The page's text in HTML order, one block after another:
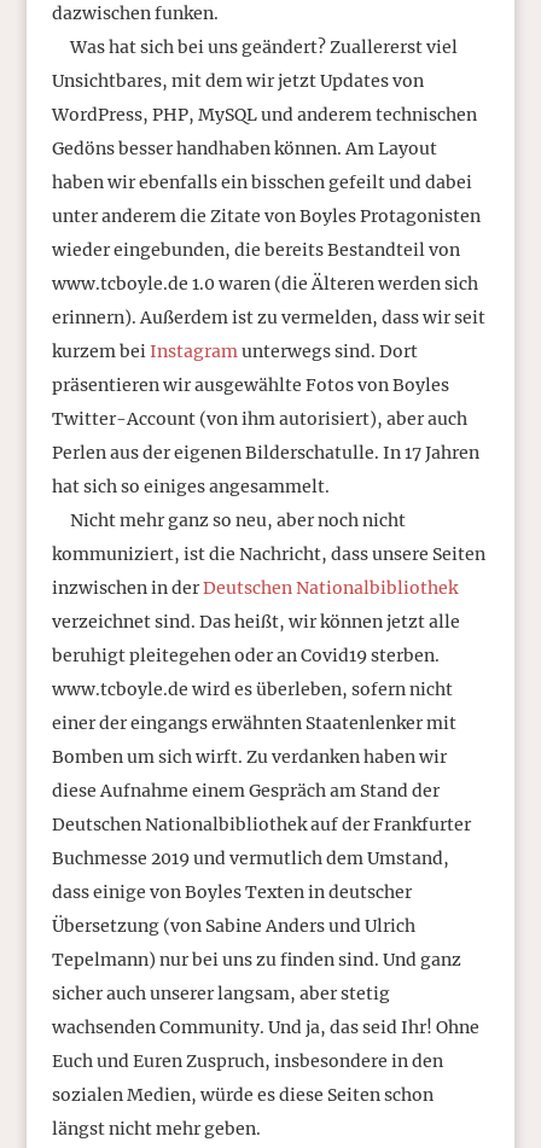
dazwischen funken.
Was hat sich bei uns geändert? Zuallererst viel
Unsichtbares, mit dem wir jetzt Updates von
WordPress, PHP, MySQL und anderem technischen
Gedöns besser handhaben können. Am Layout
haben wir ebenfalls ein bisschen gefeilt und dabei
unter anderem die Zitate von Boyles Protagonisten
wieder eingebunden, die bereits Bestandteil von
www.tcboyle.de 1.0 waren (die Älteren werden sich
erinnern). Außerdem ist zu vermelden, dass wir seit
kurzem bei Instagram unterwegs sind. Dort
präsentieren wir ausgewählte Fotos von Boyles
Twitter-Account (von ihm autorisiert), aber auch
Perlen aus der eigenen Bilderschatulle. In 17 Jahren
hat sich so einiges angesammelt.
Nicht mehr ganz so neu, aber noch nicht
kommuniziert, ist die Nachricht, dass unsere Seiten
inzwischen in derDeutschen Nationalbibliothek
verzeichnet sind. Das heißt, wir können jetzt alle
beruhigt pleitegehen oder an Covid19 sterben.
www.tcboyle.de wird es überleben, sofern nicht
einer der eingangs erwähnten Staatenlenker mit
Bomben um sich wirft. Zu verdanken haben wir
diese Aufnahme einem Gespräch am Stand der
Deutschen Nationalbibliothek auf der Frankfurter
Buchmesse 2019 und vermutlich dem Umstand,
dass einige von Boyles Texten in deutscher
Übersetzung (von Sabine Anders und Ulrich
Tepelmann) nur bei uns zu finden sind. Und ganz
sicher auch unserer langsam, aber stetig
wachsenden Community. Und ja, das seid Ihr! Ohne
Euch und Euren Zuspruch, insbesondere in den
sozialen Medien, würde es diese Seiten schon
längst nicht mehr geben.